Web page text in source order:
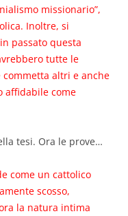
missionario”,
Inoltre, si
passato questa
tutte le
commetta altri e anche
affidabile come
tesi. Ora le prove…
come un cattolico
scosso,
la natura intima